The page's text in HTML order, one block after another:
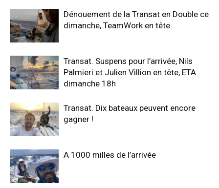
Dénouement de la Transat en Double ce
dimanche, TeamWork en tête
Transat. Suspens pour l’arrivée, Nils
Palmieri et Julien Villion en tête, ETA
dimanche 18h
Transat. Dix bateaux peuvent encore
gagner !
A 1000 milles de l’arrivée